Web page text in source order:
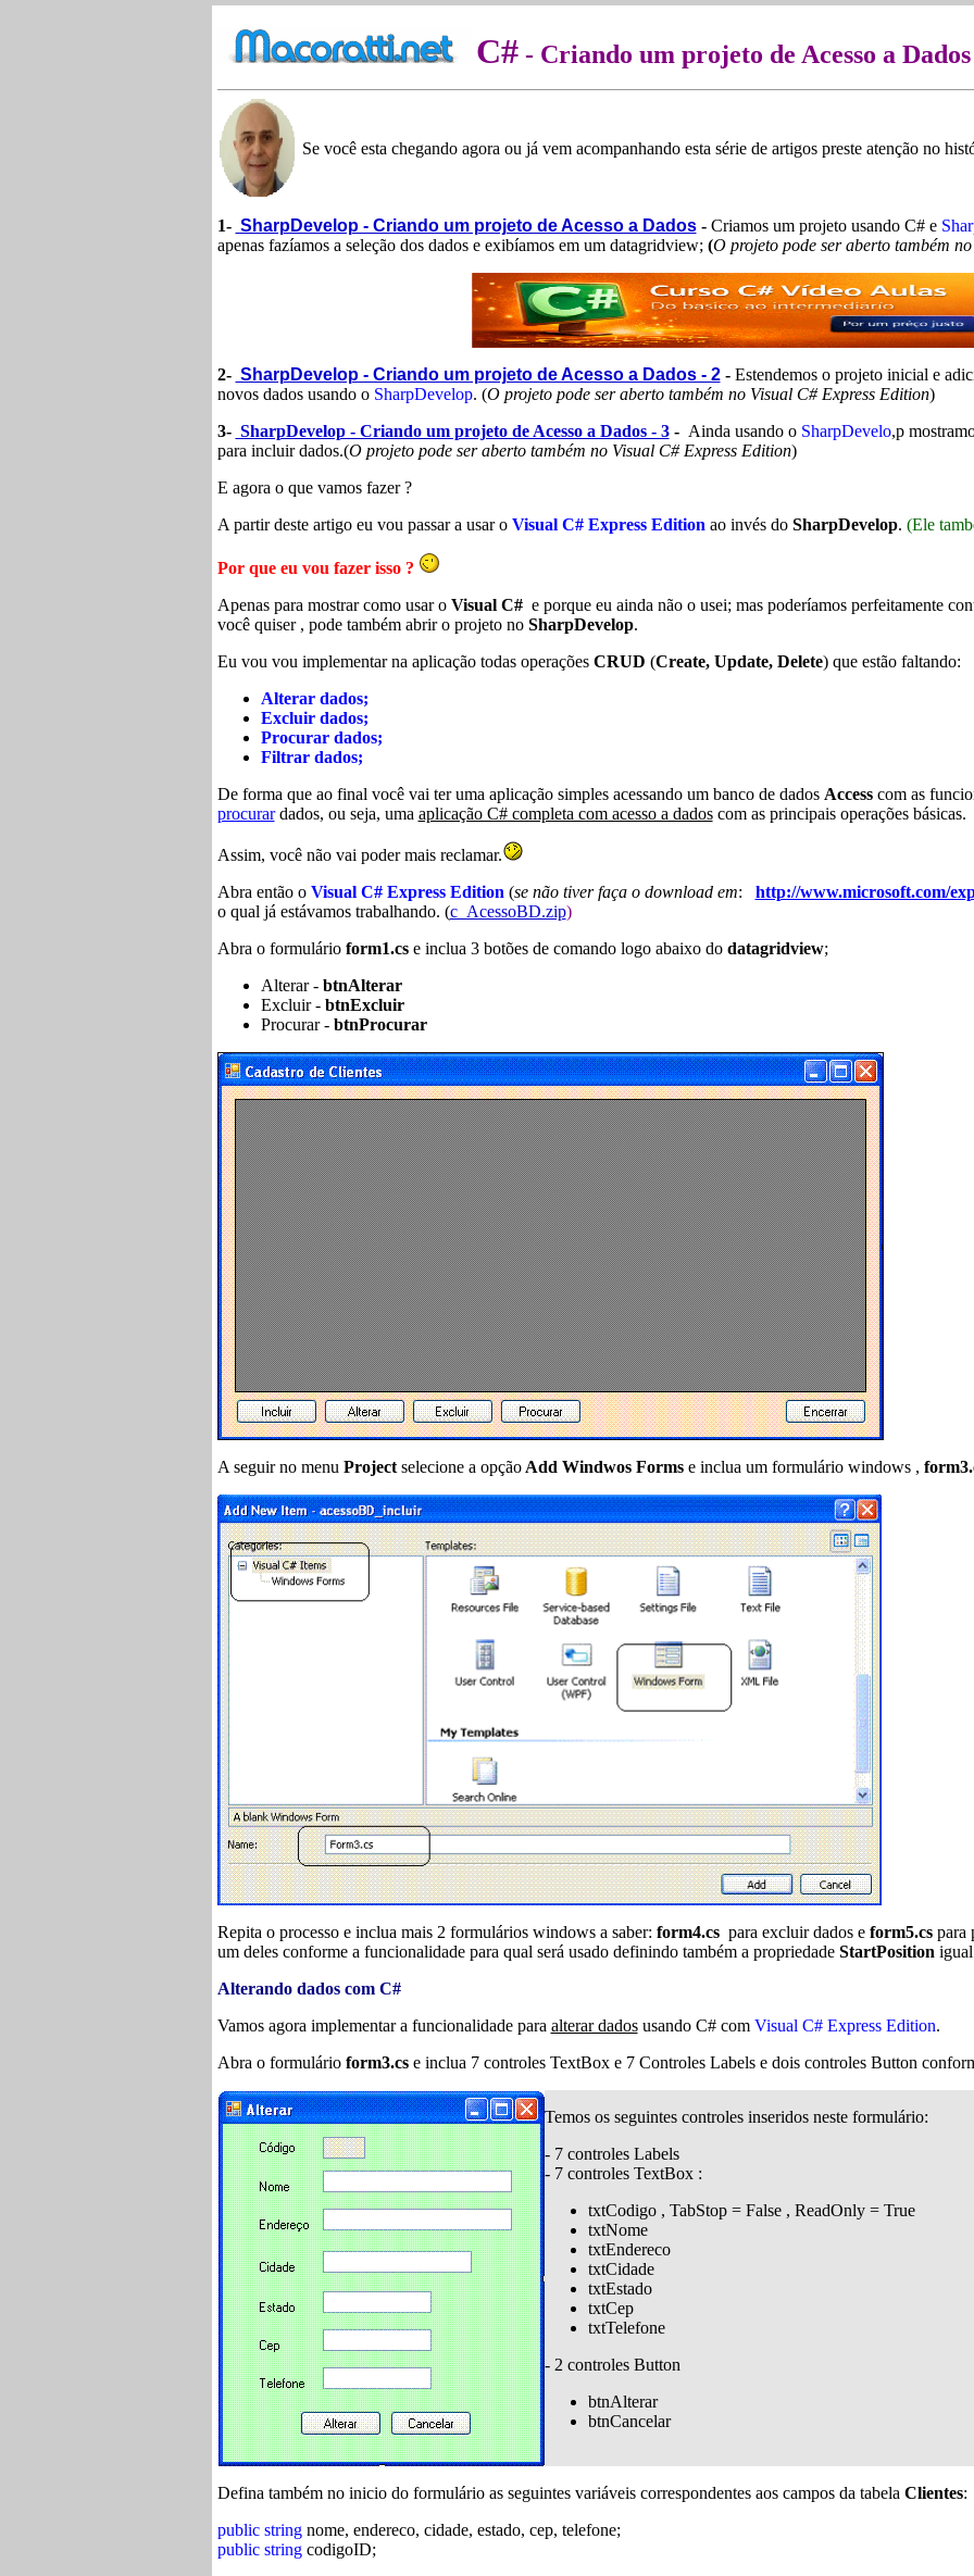
C#- Criando um projeto de Acesso a
Se você esta chegando agora ou já vem acompanhando esta série de artigos preste atenção no
1- SharpDevelop - Criando um projeto de Acesso a Dados-Criamos um projeto usando C# e
apenas fazíamos a seleção dos dados e exibíamos em um datagridview; (O projeto pode ser aberto também
2- SharpDevelop - Criando um projeto de Acesso a Dados - 2- Estendemos o projeto inicial e
novos dados usando o SharpDevelop. (O projeto pode ser aberto também no Visual C# Express Edition)
3- SharpDevelop - Criando um projeto de Acesso a Dados - 3- Ainda usando o SharpDevelo,p
para incluir dados.(O projeto pode ser aberto também no Visual C# Express Edition)
E agora o que vamos fazer ?
A partir deste artigo eu vou passar a usar o Visual C# Express Edition ao invés do SharpDevelop. (Ele
Por que eu vou fazer isso ?
Apenas para mostrar como usar oVisual C#e porque eu ainda não o usei; mas poderíamos perfeitamente
você quiser , pode também abrir o projeto no SharpDevelop.
Eu vou vou implementar na aplicação todas operações CRUD (Create, Update, Delete) que estão faltando:
Alterar dados;
Excluir dados;
Procurar dados;
Filtrar dados;
De forma que ao final você vai ter uma aplicação simples acessando um banco de dados Accesscom as
procurardados, ou seja, uma aplicação C# completa com acesso a dadoscom as principais operações básicas.
Assim, você não vai poder mais reclamar.
Abra então o Visual C# Express Edition (se não tiver faça o download em: http://www.microsoft.com/
o qual já estávamos trabalhando. (c_AcessoBD.zip)
Abra o formulárioform1.cs e inclua 3 botões de comando logo abaixo do datagridview;
Alterar - btnAlterar
Excluir - btnExcluir
Procurar - btnProcurar
A seguir no menu Projectselecione a opçãoAdd Windwos Forms e inclua um formulário windows ,
Repita o processo e inclua mais 2 formulários windows a saber: form4.cspara excluir dados e form5.cs para
um deles conforme a funcionalidade para qual será usado definindo também a propriedade StartPosition
Alterando dados com C#
Vamos agora implementar a funcionalidade para alterar dadosusando C# com Visual C# Express Edition.
Abra o formulário form3.cs e inclua 7 controles TextBox e 7 Controles Labels e dois controles Button
Temos os seguintes controles inseridos neste formulário:
- 7 controles Labels
- 7 controles TextBox :
txtCodigo , TabStop = False , ReadOnly = True
txtNome
txtEndereco
txtCidade
txtEstado
txtCep
txtTelefone
- 2 controles Button
btnAlterar
btnCancelar
Defina também no inicio do formulário as seguintes variáveis correspondentes aos campos da tabela Clientes:
public stringnome, endereco, cidade, estado, cep, telefone;
public stringcodigoID;